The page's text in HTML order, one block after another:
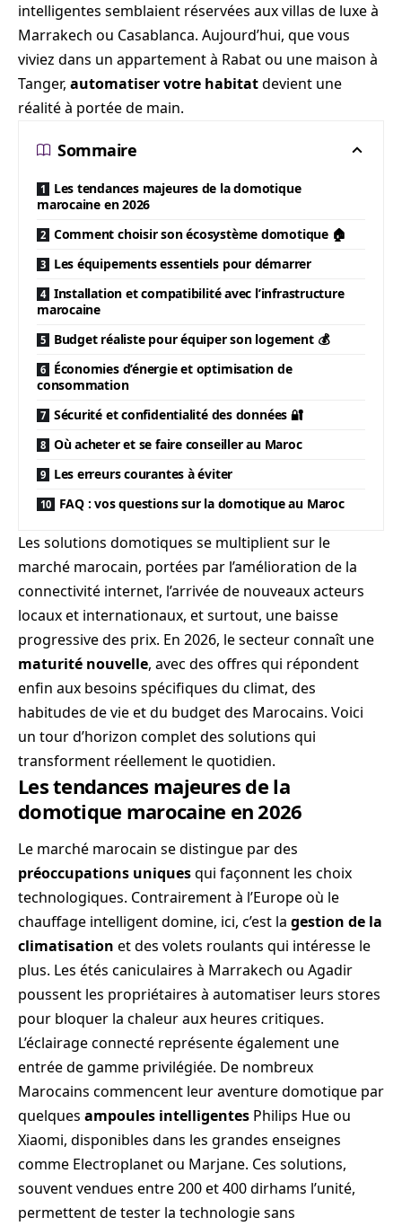
intelligentes semblaient réservées aux villas de luxe à
Marrakech ou Casablanca. Aujourd’hui, que vous
viviez dans un appartement à Rabat ou une maison à
Tanger, automatiser votre habitatdevient une
réalité à portée de main.
Sommaire
Les tendances majeures de la domotique
marocaine en 2026
Comment choisir son écosystème domotique 🏠
Les équipements essentiels pour démarrer
Installation et compatibilité avec l’infrastructure
marocaine
Budget réaliste pour équiper son logement 💰
Économies d’énergie et optimisation de
consommation
Sécurité et confidentialité des données 🔐
Où acheter et se faire conseiller au Maroc
Les erreurs courantes à éviter
FAQ : vos questions sur la domotique au Maroc
Les solutions domotiques se multiplient sur le
marché marocain, portées par l’amélioration de la
connectivité internet, l’arrivée de nouveaux acteurs
locaux et internationaux, et surtout, une baisse
progressive des prix. En 2026, le secteur connaît une
maturité nouvelle, avec des offres qui répondent
enfin aux besoins spécifiques du climat, des
habitudes de vie et du budget des Marocains. Voici
un tour d’horizon complet des solutions qui
transforment réellement le quotidien.
Les tendances majeures de la
domotique marocaine en 2026
Le marché marocain se distingue par des
préoccupations uniquesqui façonnent les choix
technologiques. Contrairement à l’Europe où le
chauffage intelligent domine, ici, c’est la gestion de la
climatisation et des volets roulants qui intéresse le
plus. Les étés caniculaires à Marrakech ou Agadir
poussent les propriétaires à automatiser leurs stores
pour bloquer la chaleur aux heures critiques.
L’éclairage connecté représente également une
entrée de gamme privilégiée. De nombreux
Marocains commencent leur aventure domotique par
quelques ampoules intelligentes Philips Hue ou
Xiaomi, disponibles dans les grandes enseignes
comme Electroplanet ou Marjane. Ces solutions,
souvent vendues entre 200 et 400 dirhams l’unité,
permettent de tester la technologie sans